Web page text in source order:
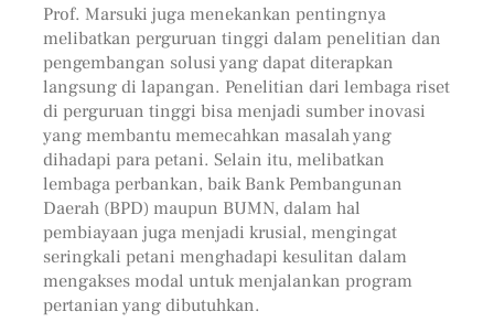
Prof. Marsuki juga menekankan pentingnya
melibatkan perguruan tinggi dalam penelitian dan
pengembangan solusi yang dapat diterapkan
langsung di lapangan. Penelitian dari lembaga riset
di perguruan tinggi bisa menjadi sumber inovasi
yang membantu memecahkan masalah yang
dihadapi para petani. Selain itu, melibatkan
lembaga perbankan, baik Bank Pembangunan
Daerah (BPD) maupun BUMN, dalam hal
pembiayaan juga menjadi krusial, mengingat
seringkali petani menghadapi kesulitan dalam
mengakses modal untuk menjalankan program
pertanian yang dibutuhkan.